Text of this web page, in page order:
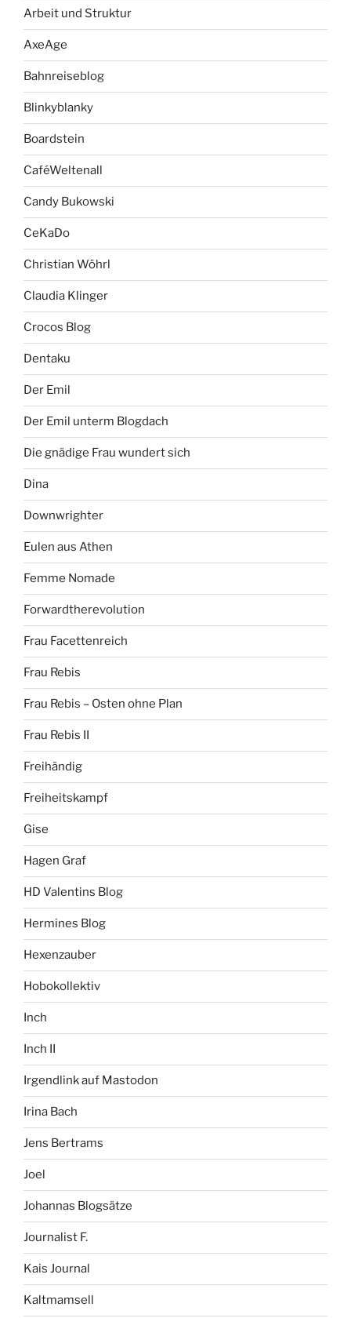
Arbeit und Struktur
AxeAge
Bahnreiseblog
Blinkyblanky
Boardstein
CaféWeltenall
Candy Bukowski
CeKaDo
Christian Wöhrl
Claudia Klinger
Crocos Blog
Dentaku
Der Emil
Der Emil unterm Blogdach
Die gnädige Frau wundert sich
Dina
Downwrighter
Eulen aus Athen
Femme Nomade
Forwardtherevolution
Frau Facettenreich
Frau Rebis
Frau Rebis – Osten ohne Plan
Frau Rebis II
Freihändig
Freiheitskampf
Gise
Hagen Graf
HD Valentins Blog
Hermines Blog
Hexenzauber
Hobokollektiv
Inch
Inch II
Irgendlink auf Mastodon
Irina Bach
Jens Bertrams
Joel
Johannas Blogsätze
Journalist F.
Kais Journal
Kaltmamsell